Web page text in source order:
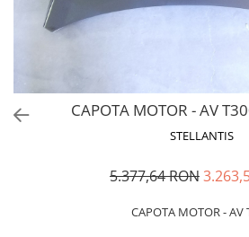
MOVANO
VIVARO
Mazda CX-80 KL
prezent
VITARA 2015-prezent
VITARA Hybrid 48V 2020-prezent
SPARK M300 2010-2018
CAPOTA MOTOR - AV
STELLANTIS
5.377,64 RON
CAPOTA MOTOR - AV